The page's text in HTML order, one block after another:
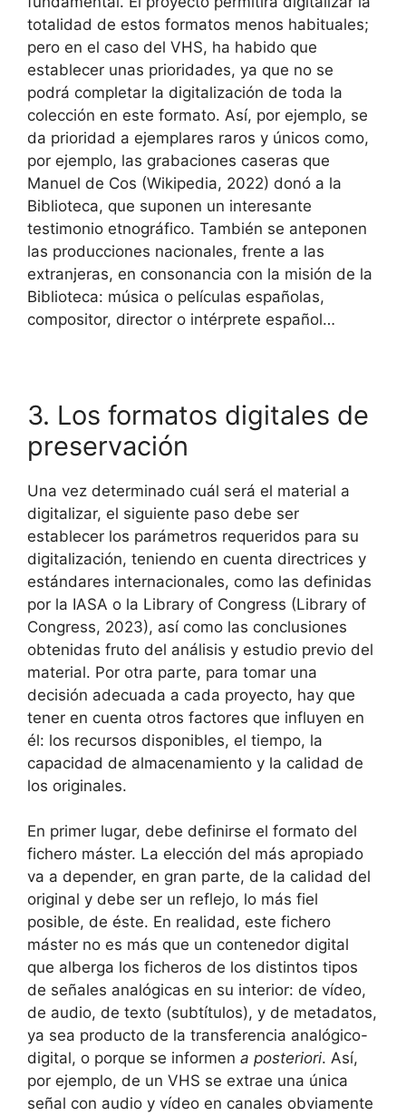
totalidad de estos formatos menos habituales;
pero en el caso del VHS, ha habido que
establecer unas prioridades, ya que no se
podrá completar la digitalización de toda la
colección en este formato. Así, por ejemplo, se
da prioridad a ejemplares raros y únicos como,
por ejemplo, las grabaciones caseras que
Manuel de Cos (Wikipedia, 2022) donó a la
Biblioteca, que suponen un interesante
testimonio etnográfico. También se anteponen
las producciones nacionales, frente a las
extranjeras, en consonancia con la misión de la
Biblioteca: música o películas españolas,
compositor, director o intérprete español…
3. Los formatos digitales de
preservación
Una vez determinado cuál será el material a
digitalizar, el siguiente paso debe ser
establecer los parámetros requeridos para su
digitalización, teniendo en cuenta directrices y
estándares internacionales, como las definidas
por la IASA o la Library of Congress (Library of
Congress, 2023), así como las conclusiones
obtenidas fruto del análisis y estudio previo del
material. Por otra parte, para tomar una
decisión adecuada a cada proyecto, hay que
tener en cuenta otros factores que influyen en
él: los recursos disponibles, el tiempo, la
capacidad de almacenamiento y la calidad de
los originales.
En primer lugar, debe definirse el formato del
fichero máster. La elección del más apropiado
va a depender, en gran parte, de la calidad del
original y debe ser un reflejo, lo más fiel
posible, de éste. En realidad, este fichero
máster no es más que un contenedor digital
que alberga los ficheros de los distintos tipos
de señales analógicas en su interior: de vídeo,
de audio, de texto (subtítulos), y de metadatos,
ya sea producto de la transferencia analógico-
digital, o porque se informen a posteriori. Así,
por ejemplo, de un VHS se extrae una única
señal con audio y vídeo en canales obviamente